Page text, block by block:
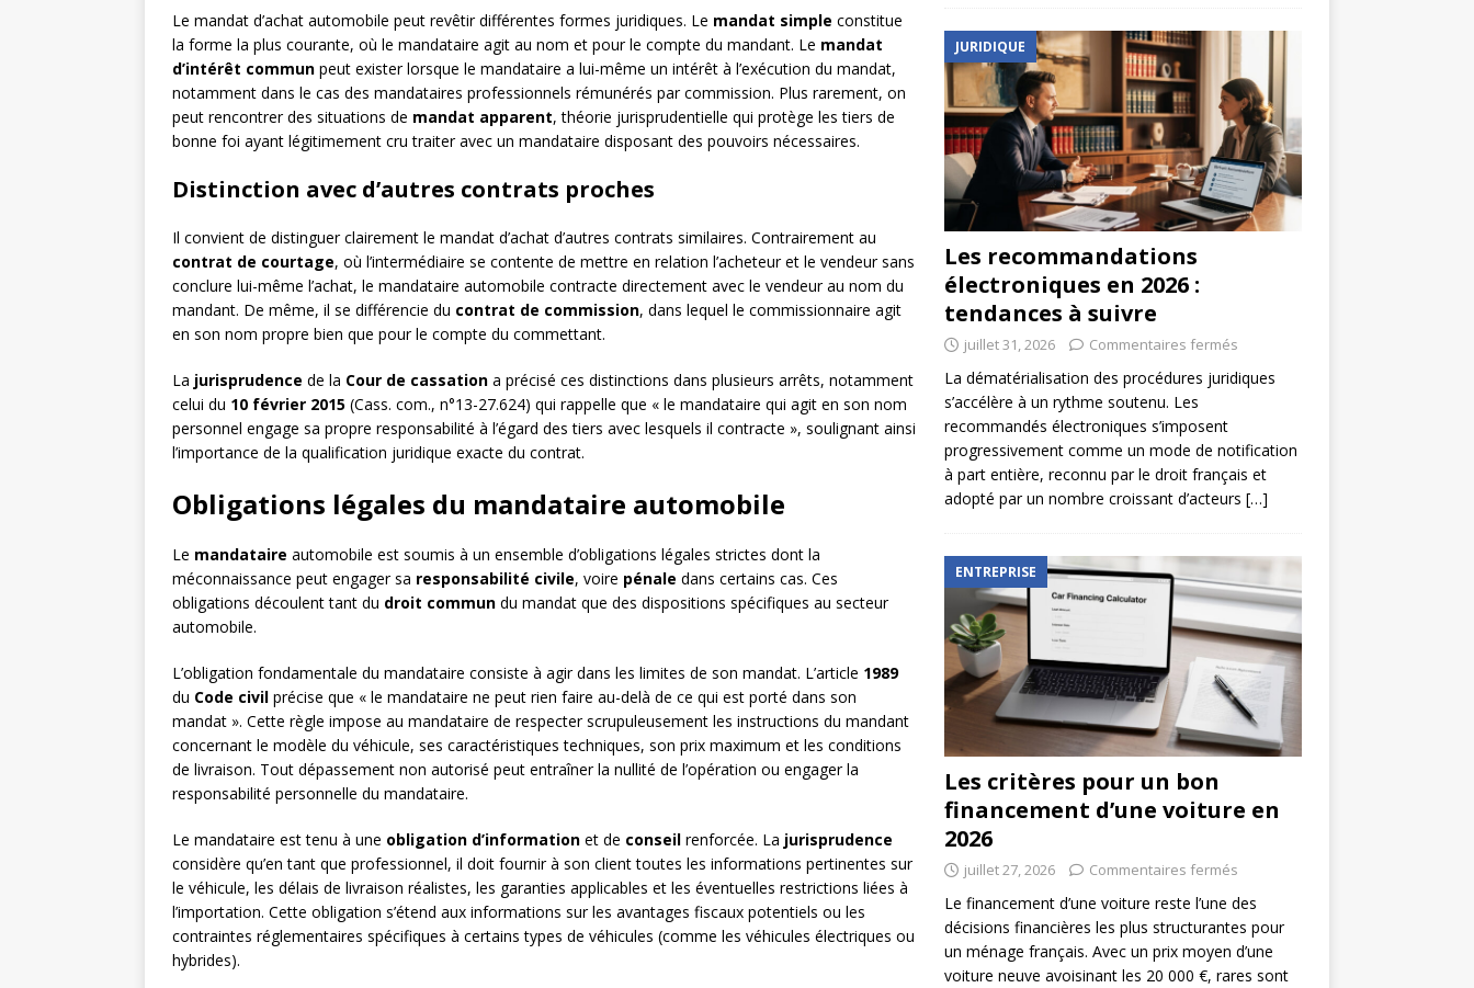
Le mandat d’achat automobile peut revêtir différentes formes juridiques. Le mandat simple constitue
la forme la plus courante, où le mandataire agit au nom et pour le compte du mandant. Le mandat
d’intérêt commun peut exister lorsque le mandataire a lui-même un intérêt à l’exécution du mandat,
notamment dans le cas des mandataires professionnels rémunérés par commission. Plus rarement, on
peut rencontrer des situations de mandat apparent, théorie jurisprudentielle qui protège les tiers de
bonne foi ayant légitimement cru traiter avec un mandataire disposant des pouvoirs nécessaires.
Distinction avec d’autres contrats proches
Il convient de distinguer clairement le mandat d’achat d’autres contrats similaires. Contrairement au
contrat de courtage, où l’intermédiaire se contente de mettre en relation l’acheteur et le vendeur sans
conclure lui-même l’achat, le mandataire automobile contracte directement avec le vendeur au nom du
mandant. De même, il se différencie du contrat de commission, dans lequel le commissionnaire agit
en son nom propre bien que pour le compte du commettant.
La jurisprudence de la Cour de cassation a précisé ces distinctions dans plusieurs arrêts, notamment
celui du 10 février 2015 (Cass. com., n°13-27.624) qui rappelle que « le mandataire qui agit en son nom
personnel engage sa propre responsabilité à l’égard des tiers avec lesquels il contracte », soulignant ainsi
l’importance de la qualification juridique exacte du contrat.
Obligations légales du mandataire automobile
Le mandataire automobile est soumis à un ensemble d’obligations légales strictes dont la
méconnaissance peut engager sa responsabilité civile, voire pénale dans certains cas. Ces
obligations découlent tant du droit commun du mandat que des dispositions spécifiques au secteur
automobile.
L’obligation fondamentale du mandataire consiste à agir dans les limites de son mandat. L’article 1989
du Code civil précise que « le mandataire ne peut rien faire au-delà de ce qui est porté dans son
mandat ». Cette règle impose au mandataire de respecter scrupuleusement les instructions du mandant
concernant le modèle du véhicule, ses caractéristiques techniques, son prix maximum et les conditions
de livraison. Tout dépassement non autorisé peut entraîner la nullité de l’opération ou engager la
responsabilité personnelle du mandataire.
Le mandataire est tenu à une obligation d’information et de conseil renforcée. La jurisprudence
considère qu’en tant que professionnel, il doit fournir à son client toutes les informations pertinentes sur
le véhicule, les délais de livraison réalistes, les garanties applicables et les éventuelles restrictions liées à
l’importation. Cette obligation s’étend aux informations sur les avantages fiscaux potentiels ou les
contraintes réglementaires spécifiques à certains types de véhicules (comme les véhicules électriques ou
hybrides).
JURIDIQUE
Les recommandations
électroniques en 2026 :
tendances à suivre
juillet 31, 2026 Commentaires fermés
La dématérialisation des procédures juridiques
s’accélère à un rythme soutenu. Les
recommandés électroniques s’imposent
progressivement comme un mode de notification
à part entière, reconnu par le droit français et
adopté par un nombre croissant d’acteurs […]
ENTREPRISE
Les critères pour un bon
financement d’une voiture en
2026
juillet 27, 2026 Commentaires fermés
Le financement d’une voiture reste l’une des
décisions financières les plus structurantes pour
un ménage français. Avec un prix moyen d’une
voiture neuve avoisinant les 20 000 €, rares sont